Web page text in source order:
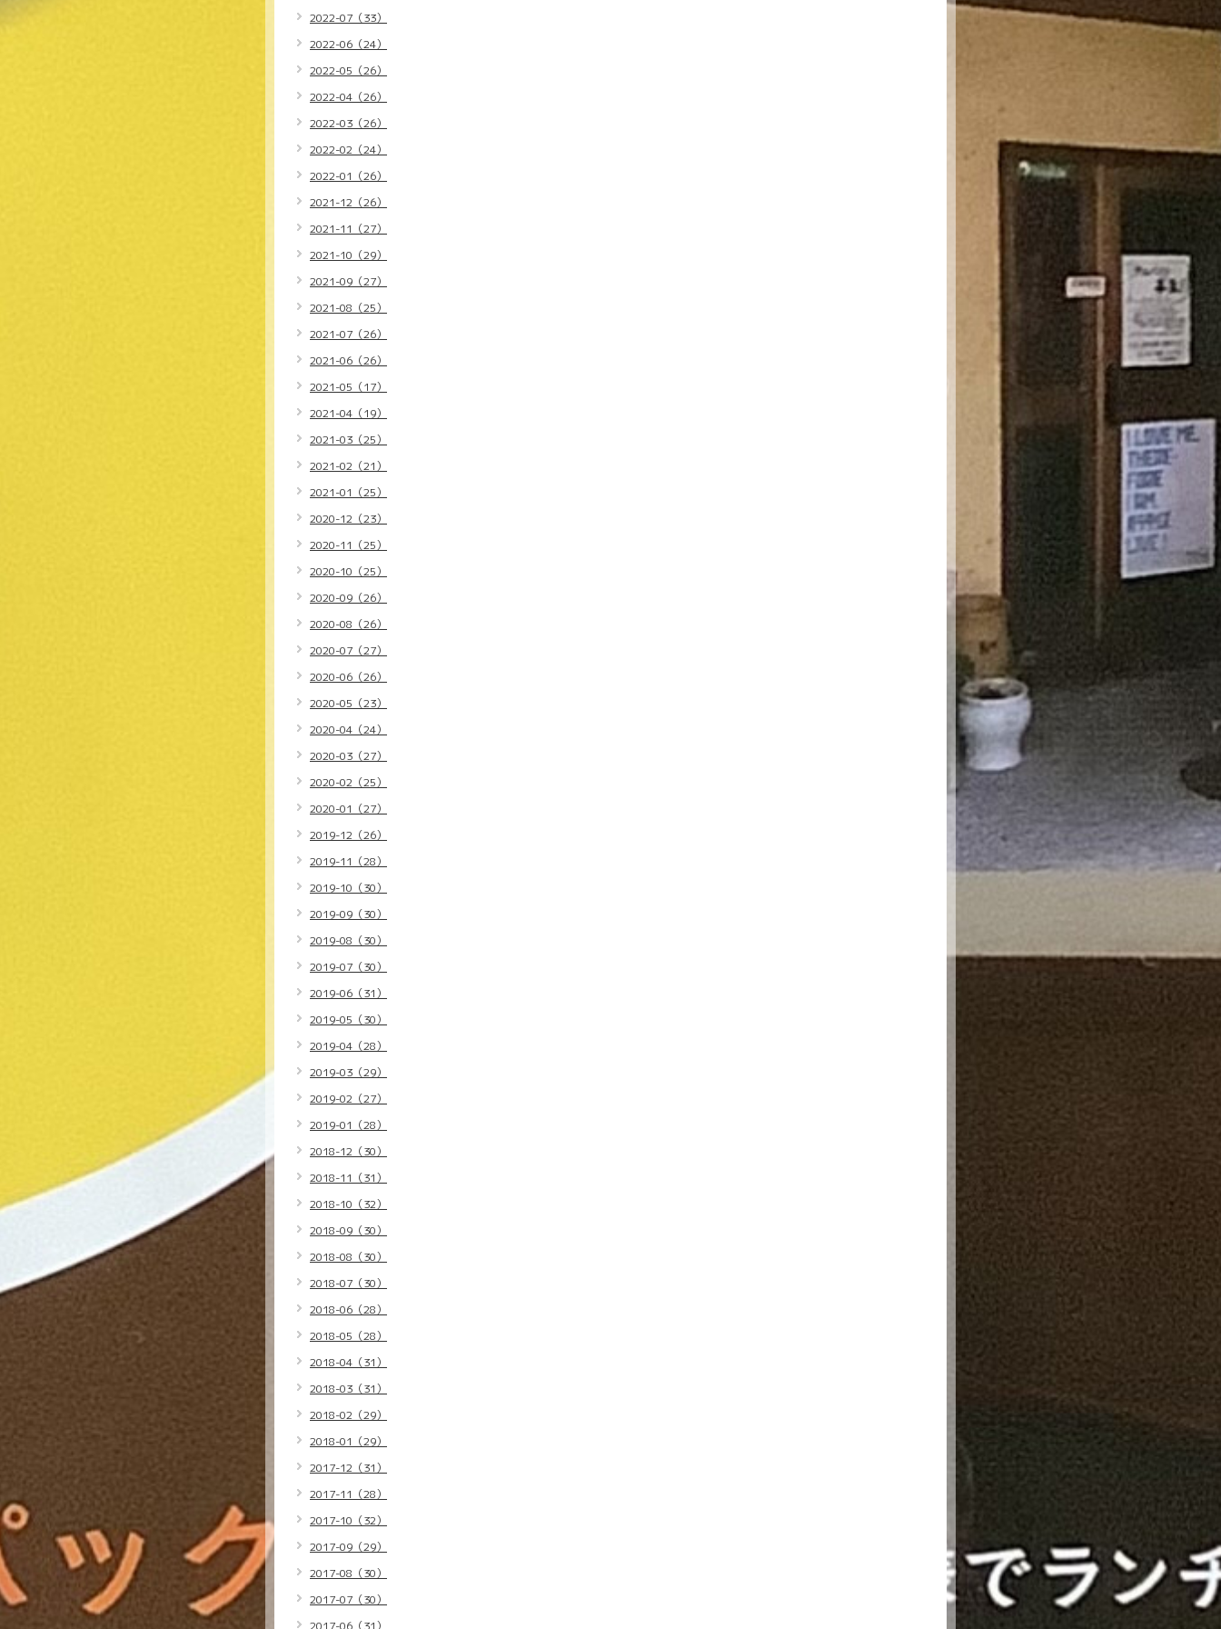
2022-07（33）
2022-06（24）
2022-05（26）
2022-04（26）
2022-03（26）
2022-02（24）
2022-01（26）
2021-12（26）
2021-11（27）
2021-10（29）
2021-09（27）
2021-08（25）
2021-07（26）
2021-06（26）
2021-05（17）
2021-04（19）
2021-03（25）
2021-02（21）
2021-01（25）
2020-12（23）
2020-11（25）
2020-10（25）
2020-09（26）
2020-08（26）
2020-07（27）
2020-06（26）
2020-05（23）
2020-04（24）
2020-03（27）
2020-02（25）
2020-01（27）
2019-12（26）
2019-11（28）
2019-10（30）
2019-09（30）
2019-08（30）
2019-07（30）
2019-06（31）
2019-05（30）
2019-04（28）
2019-03（29）
2019-02（27）
2019-01（28）
2018-12（30）
2018-11（31）
2018-10（32）
2018-09（30）
2018-08（30）
2018-07（30）
2018-06（28）
2018-05（28）
2018-04（31）
2018-03（31）
2018-02（29）
2018-01（29）
2017-12（31）
2017-11（28）
2017-10（32）
2017-09（29）
2017-08（30）
2017-07（30）
2017-06（31）